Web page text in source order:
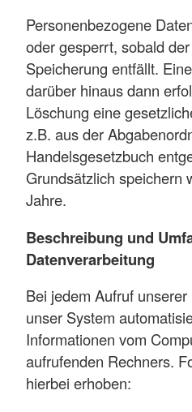
Personenbezogene
oder gesperrt, sobald
Speicherung entfällt.
darüber hinaus dann
Löschung eine
z.B. aus der
Handelsgesetzbuch
Grundsätzlich speichern
Jahre.
Beschreibung und
Datenverarbeitung
Bei jedem Aufruf
unser System
Informationen vom
aufrufenden Rechners.
hierbei erhoben: